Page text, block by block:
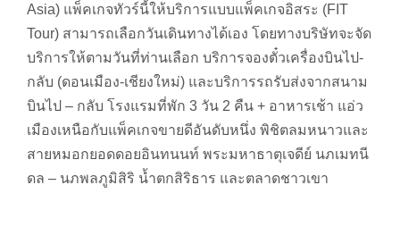
Asia) แพ็คเกจทัวร์นี้ให้บริการแบบแพ็คเกจอิสระ (FIT
Tour) สามารถเลือกวันเดินทางได้เอง โดยทางบริษัทจะจัด
บริการให้ตามวันที่ท่านเลือก บริการจองตั๋วเครื่องบินไป-
กลับ (ดอนเมือง-เชียงใหม่) และบริการรถรับส่งจากสนาม
บินไป – กลับ โรงแรมที่พัก 3 วัน 2 คืน + อาหารเช้า แอ่ว
เมืองเหนือกับแพ็คเกจขายดีอันดับหนึ่ง พิชิตลมหนาวและ
สายหมอกยอดดอยอินทนนท์ พระมหาธาตุเจดีย์ นภเมทนี
ดล – นภพลภูมิสิริ น้ำตกสิริธาร และตลาดชาวเขา